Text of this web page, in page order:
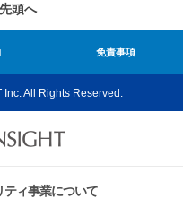
頭へ
免責事項
All Rights Reserved.
ティ事業について